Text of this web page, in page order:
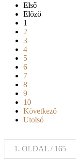
Első
Előző
1
2
3
4
5
6
7
8
9
10
Következő
Utolsó
1. OLDAL / 165